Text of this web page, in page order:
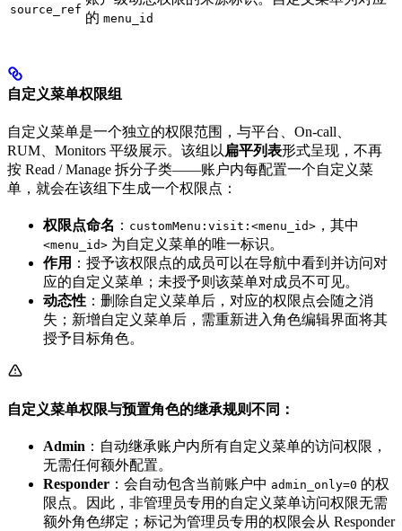
source_ref
的 menu_id
自定义菜单权限组
自定义菜单是一个独立的权限范围，与平台、On-call、
RUM、Monitors 平级展示。该组以扁平列表形式呈现，不再
按 Read / Manage 拆分子类——账户内每配置一个自定义菜
单，就会在该组下生成一个权限点：
权限点命名 ： customMenu:visit:<menu_id> ，其中
<menu_id> 为自定义菜单的唯一标识。
作用 ：授予该权限点的成员可以在导航中看到并访问对
应的自定义菜单；未授予则该菜单对成员不可见。
动态性 ：删除自定义菜单后，对应的权限点会随之消
失；新增自定义菜单后，需重新进入角色编辑界面将其
授予目标角色。
自定义菜单权限与预置角色的继承规则不同：
Admin ：自动继承账户内所有自定义菜单的访问权限，
无需任何额外配置。
Responder ：会自动包含当前账户中 admin_only=0 的权
限点。因此，非管理员专用的自定义菜单访问权限无需
额外角色绑定；标记为管理员专用的权限会从 Responder